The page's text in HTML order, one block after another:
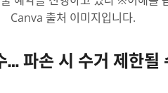
Canva 출처 이미지입니다.
파손 시 수거 제한될